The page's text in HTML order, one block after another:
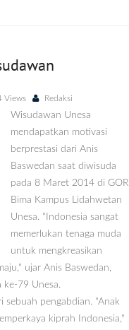
Views Redaksi
Wisudawan Unesa
mendapatkan motivasi
berprestasi dari Anis
Baswedan saat diwisuda
pada 8 Maret 2014 di GOR
Bima Kampus Lidahwetan
Unesa. "Indonesia sangat
memerlukan tenaga muda
untuk mengkreasikan
ujar Anis Baswedan,
ke-79 Unesa.
pengabdian. "Anak
kiprah Indonesia,"